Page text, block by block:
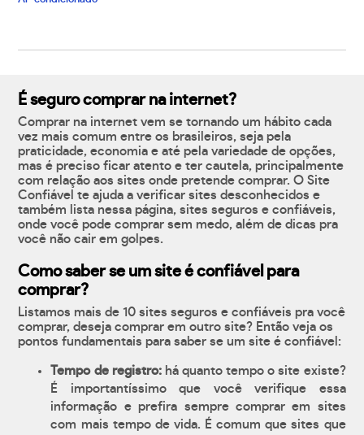
É seguro comprar na internet?
Comprar na internet vem se tornando um hábito cada
vez mais comum entre os brasileiros, seja pela
praticidade, economia e até pela variedade de opções,
mas é preciso ficar atento e ter cautela, principalmente
com relação aos sites onde pretende comprar. O Site
Confiável te ajuda a verificar sites desconhecidos e
também lista nessa página, sites seguros e confiáveis,
onde você pode comprar sem medo, além de dicas pra
você não cair em golpes.
Como saber se um site é confiável para
comprar?
Listamos mais de 10 sites seguros e confiáveis pra você
comprar, deseja comprar em outro site? Então veja os
pontos fundamentais para saber se um site é confiável:
Tempo de registro:há quanto tempo o site existe?
É importantíssimo que você verifique essa
informação e prefira sempre comprar em sites
com mais tempo de vida. É comum que sites que